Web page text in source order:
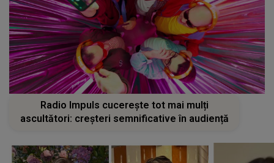
ascultători: creșteri semnificative în audiență
Ibacka după divorț! Fosta soție a